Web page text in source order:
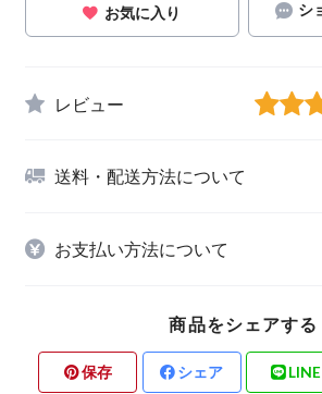
お気に入り シ
レビュー
送料・配送方法について
お支払い方法について
商品をシェアする
保存 シェア LINE